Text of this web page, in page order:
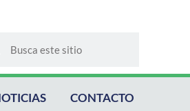
CONTACTO